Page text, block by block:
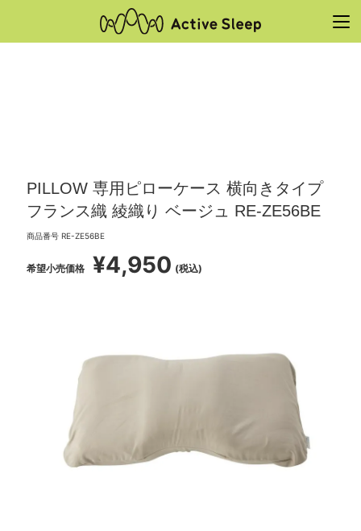
PILLOW 専用ピローケース 横向きタイプ
フランス織 綾織り ベージュ RE-ZE56BE
商品番号 RE-ZE56BE
希望小売価格 ¥4,950 税込